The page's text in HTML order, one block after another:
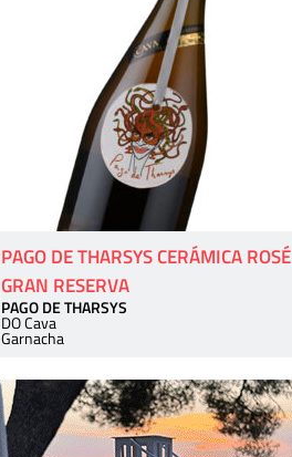
PAGO DE THARSYS CERÁMICA ROSÉ
GRAN RESERVA
PAGO DE THARSYS
DO Cava
Garnacha